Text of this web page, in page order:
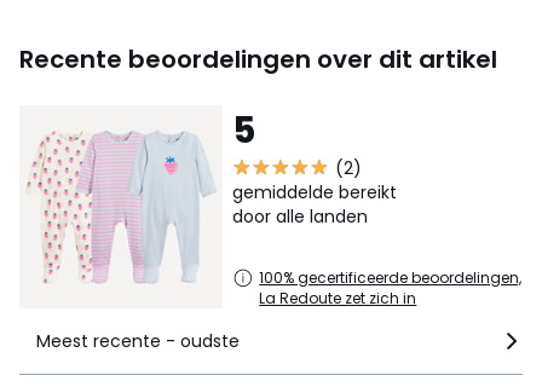
Recente beoordelingen over dit artikel
5
(2)
gemiddelde bereikt
door alle landen
100% gecertificeerde beoordelingen,
La Redoute zet zich in
Meest recente - oudste